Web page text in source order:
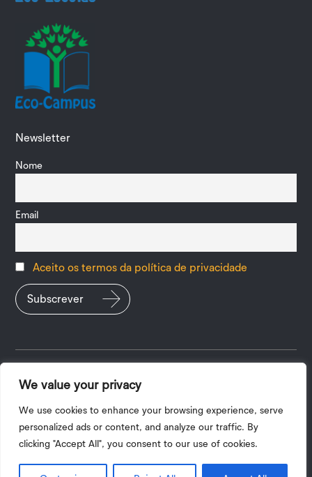
We value your privacy
We use cookies to enhance your browsing experience, serve
personalized ads or content, and analyze our traffic. By
clicking "Accept All", you consent to our use of cookies.
Newsletter
Nome
Email
Aceito os termos da política de privacidade
Política de Privacidade|
Copyright UPV
A tradução do site para outros idiomas é automática, pelo que
alguns aspetos poderão não ser fidedignos.